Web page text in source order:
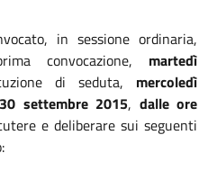
in sessione ordinaria,
convocazione, martedì
di seduta, mercoledì
settembre 2015, dalle ore
e deliberare sui seguenti